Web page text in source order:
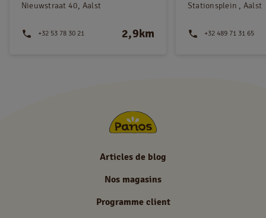
Nieuwstraat 40, Aalst
+32 53 78 30 21 2,9km
Stationsplein , Aalst
+32 489 71 31 65
Articles de blog
Nos magasins
Programme client